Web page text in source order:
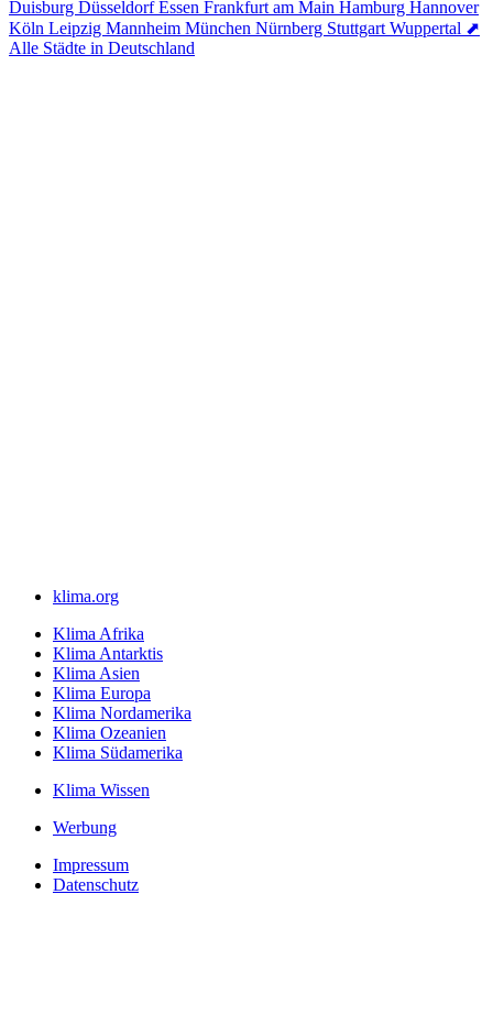
Duisburg DüsseldorfEssen Frankfurt am Main Hamburg Hannover
Köln Leipzig Mannheim München Nürnberg Stuttgart Wuppertal ⬈
Alle Städte in Deutschland
klima.org
Klima Afrika
Klima Antarktis
Klima Asien
Klima Europa
Klima Nordamerika
Klima Ozeanien
Klima Südamerika
Klima Wissen
Werbung
Impressum
Datenschutz